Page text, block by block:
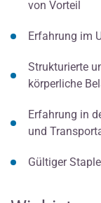
von Vorteil
Erfahrung im
Strukturierte
körperliche
Erfahrung in
und
Gültiger